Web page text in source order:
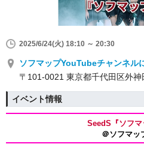
2025/6/24(火) 18:10 ～ 20:30
ソフマップYouTubeチャンネル
〒101-0021 東京都千代田区外
イベント情報
SeedS 『ソフ
＠ソフマッ